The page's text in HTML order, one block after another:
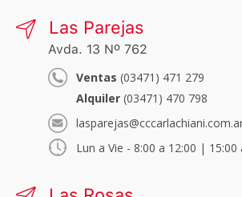
Las Parejas
Avda. 13 Nº 762
Ventas (03471) 471 279
Alquiler (03471) 470 798
Lun a Vie - 8:00 a 12:00 | 15:00